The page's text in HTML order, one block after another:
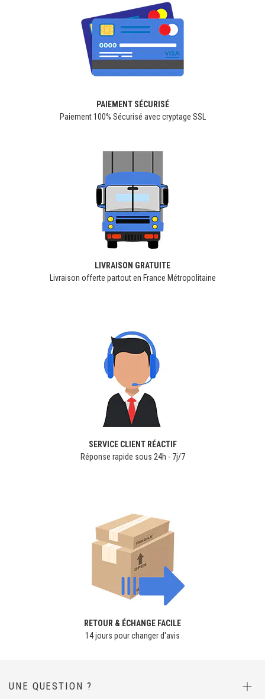
PAIEMENT SÉCURISÉ
Paiement 100% Sécurisé avec cryptage SSL
LIVRAISON GRATUITE
Livraison offerte partout en France Métropolitaine
SERVICE CLIENT RÉACTIF
Réponse rapide sous 24h - 7j/7
RETOUR & ÉCHANGE FACILE
14 jours pour changer d'avis
UNE QUESTION ?